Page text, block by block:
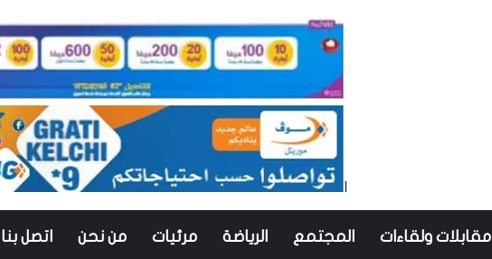
مقابلات ولقاءات المجتمع الرياضة مرئيات من نحن اتصل بنا